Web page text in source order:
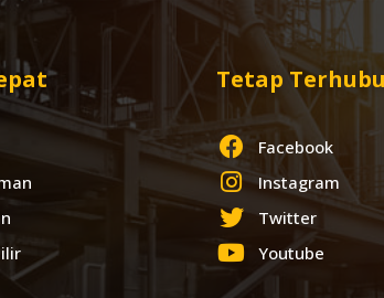
Tetap
Facebook
Instagram
Twitter
Youtube